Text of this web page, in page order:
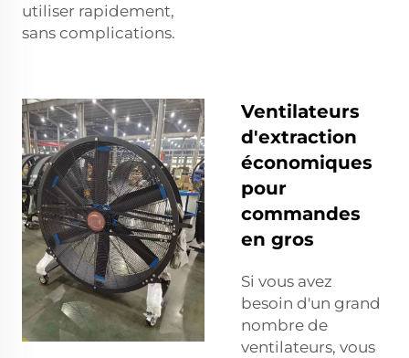
utiliser rapidement,
sans complications.
Ventilateurs
d'extraction
économiques
pour
commandes
en gros
Si vous avez
besoin d'un grand
nombre de
ventilateurs, vous